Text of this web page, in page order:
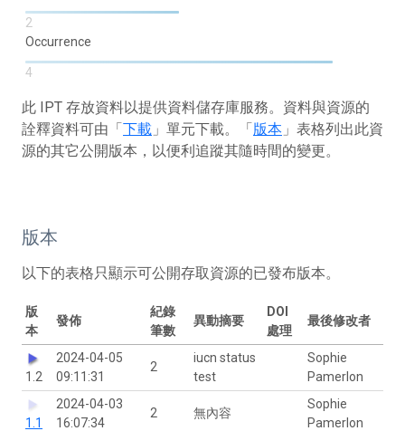
2
Occurrence
4
此 IPT 存放資料以提供資料儲存庫服務。資料與資源的
詮釋資料可由「下載 」單元下載。「版本 」表格列出此資
源的其它公開版本，以便利追蹤其隨時間的變更。
版本
以下的表格只顯示可公開存取資源的已發布版本。
版
本
發佈
紀錄
筆數
異動摘要
DOI
處理
最後修改者
1.2
2024-04-05
09:11:31
2
iucn status
test
Sophie
Pamerlon
1.1
2024-04-03
16:07:34
2 無內容
Sophie
Pamerlon